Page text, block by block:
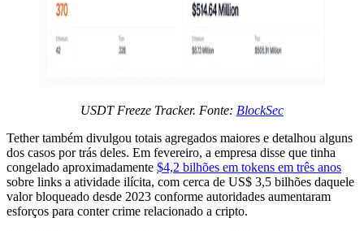
USDT Freeze Tracker. Fonte: BlockSec
Tether também divulgou totais agregados maiores e detalhou alguns
dos casos por trás deles. Em fevereiro, a empresa disse que tinha
congelado aproximadamente $4,2 bilhões em tokens em três anos
sobre links a atividade ilícita, com cerca de US$ 3,5 bilhões daquele
valor bloqueado desde 2023 conforme autoridades aumentaram
esforços para conter crime relacionado a cripto.